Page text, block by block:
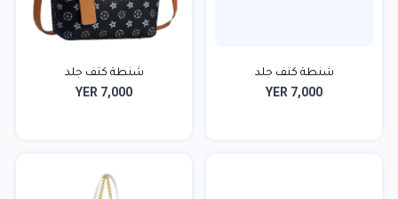
شنطة كتف جلد
YER 7,000
شنطة كتف جلد
YER 7,000